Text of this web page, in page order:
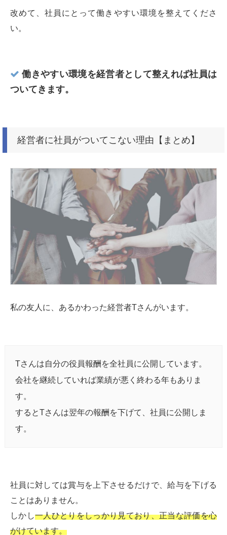
改めて、社員にとって働きやすい環境を整えてくださ
い。
働きやすい環境を経営者として整えれば社員は
ついてきます。
経営者に社員がついてこない理由【まとめ】
私の友人に、あるかわった経営者Tさんがいます。
Tさんは自分の役員報酬を全社員に公開しています。
会社を継続していれば業績が悪く終わる年もありま
す。
するとTさんは翌年の報酬を下げて、社員に公開しま
す。
社員に対しては賞与を上下させるだけで、給与を下げる
ことはありません。
しかし一人ひとりをしっかり見ており、正当な評価を心
がけています。